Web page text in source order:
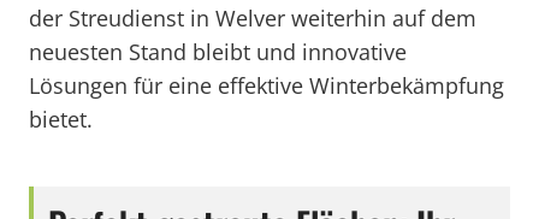
der Streudienst in Welver weiterhin auf dem
neuesten Stand bleibt und innovative
Lösungen für eine effektive Winterbekämpfung
bietet.